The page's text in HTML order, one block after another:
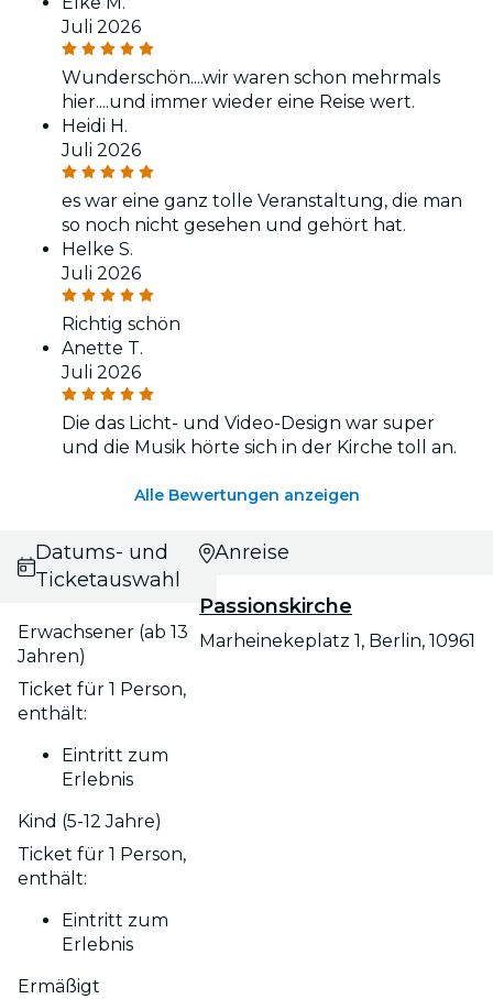
Juli 2026
Wunderschön....wir waren schon mehrmals
hier....und immer wieder eine Reise wert.
Heidi H.
Juli 2026
es war eine ganz tolle Veranstaltung, die man
so noch nicht gesehen und gehört hat.
Helke S.
Juli 2026
Richtig schön
Anette T.
Juli 2026
Die das Licht- und Video-Design war super
und die Musik hörte sich in der Kirche toll an.
Alle Bewertungen anzeigen
Datums- und
Ticketauswahl
Erwachsener (ab 13
Jahren)
Ticket für 1 Person,
enthält:
Eintritt zum
Erlebnis
Kind (5-12 Jahre)
Ticket für 1 Person,
enthält:
Eintritt zum
Erlebnis
Ermäßigt
Anreise
Passionskirche
Marheinekeplatz 1, Berlin, 10961